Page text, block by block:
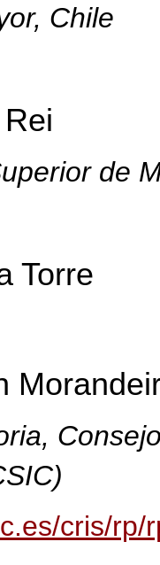
Chile
de
Torre
cris/rp/